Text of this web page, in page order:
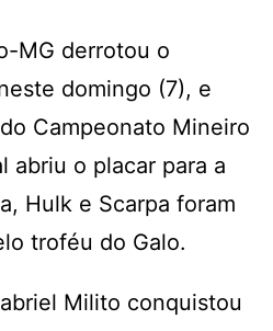
MG derrotou o
domingo (7), e
Campeonato Mineiro
abriu o placar para a
Hulk e Scarpa foram
troféu do Galo.
Milito conquistou